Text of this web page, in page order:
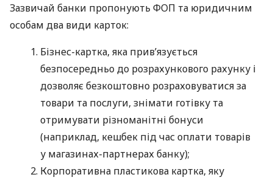
Зазвичай банки пропонують ФОП та юридичним
особам два види карток:
Бізнес-картка, яка прив’язується
безпосередньо до розрахункового рахунку і
дозволяє безкоштовно розраховуватися за
товари та послуги, знімати готівку та
отримувати різноманітні бонуси
(наприклад, кешбек під час оплати товарів
у магазинах-партнерах банку);
Корпоративна пластикова картка, яку